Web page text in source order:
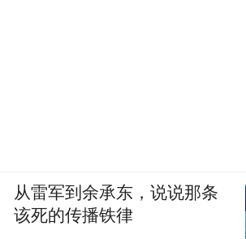
从雷军到余承东，说说那条
该死的传播铁律